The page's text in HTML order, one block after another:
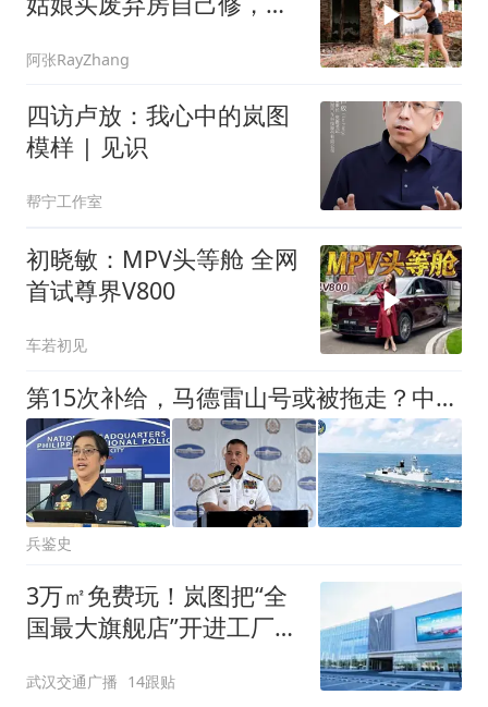
阿张RayZhang
四访卢放：我心中的岚图
模样 | 见识
帮宁工作室
初晓敏：MPV头等舱 全网
首试尊界V800
车若初见
第15次补给，马德雷山号或被拖走？中方祭出王炸，专打菲军巡逻机
兵鉴史
3万㎡免费玩！岚图把“全
国最大旗舰店”开进工厂隔
打卡地
武汉交通广播 14跟贴